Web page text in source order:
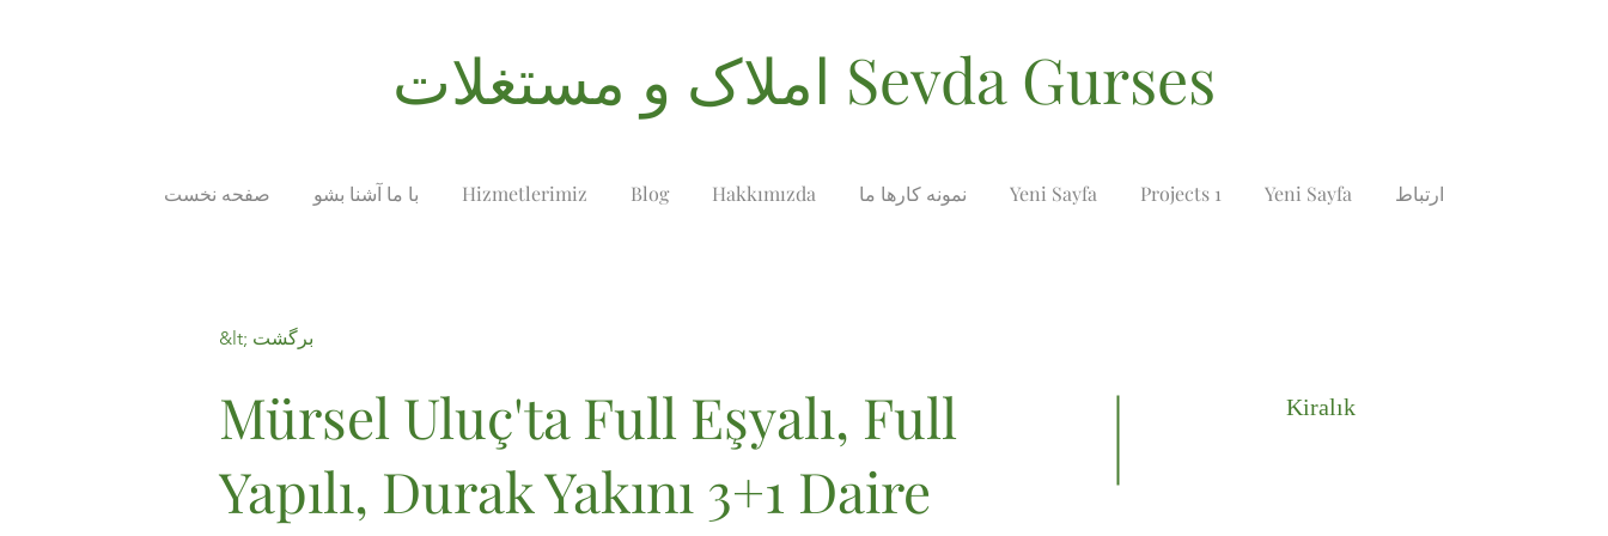
املاک و مستغلات Sevda Gurses
صفحه نخست با ما آشنا بشو Hizmetlerimiz Blog Hakkımızda نمونه کارها ما Yeni Sayfa Projects 1 Yeni Sayfa ارتباط
&lt; برگشت
Mürsel Uluç'ta Full Eşyalı, Full
Yapılı, Durak Yakını 3+1 Daire
Kiralık